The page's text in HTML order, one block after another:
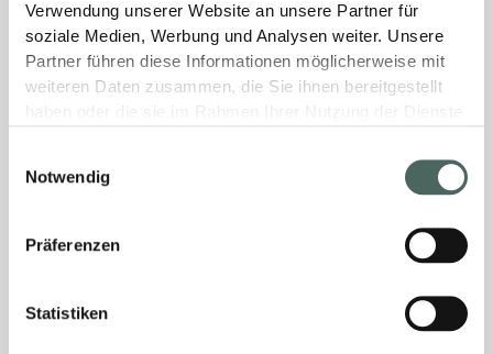
Verwendung unserer Website an unsere Partner für
soziale Medien, Werbung und Analysen weiter. Unsere
Partner führen diese Informationen möglicherweise mit
weiteren Daten zusammen, die Sie ihnen bereitgestellt
Notwendig
Präferenzen
Statistiken